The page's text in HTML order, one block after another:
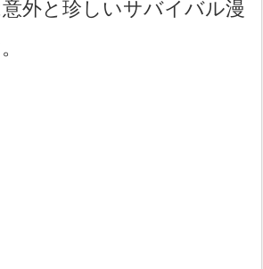
外と珍しいサバイバル漫